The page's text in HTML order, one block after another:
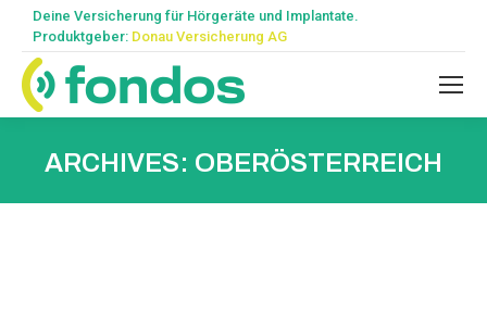
Deine Versicherung für Hörgeräte und Implantate.
Produktgeber: Donau Versicherung AG
ARCHIVES: OBERÖSTERREICH